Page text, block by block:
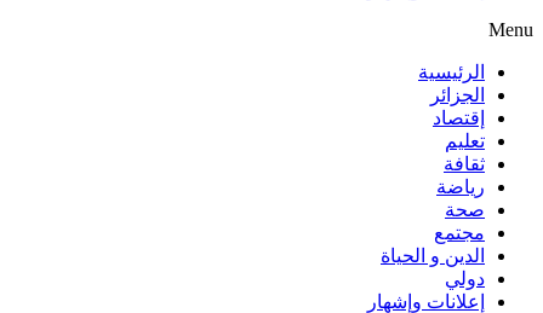
Menu
الرئيسية
الجزائر
إقتصاد
تعليم
ثقافة
رياضة
صحة
مجتمع
الدين و الحياة
دولي
إعلانات وإشهار